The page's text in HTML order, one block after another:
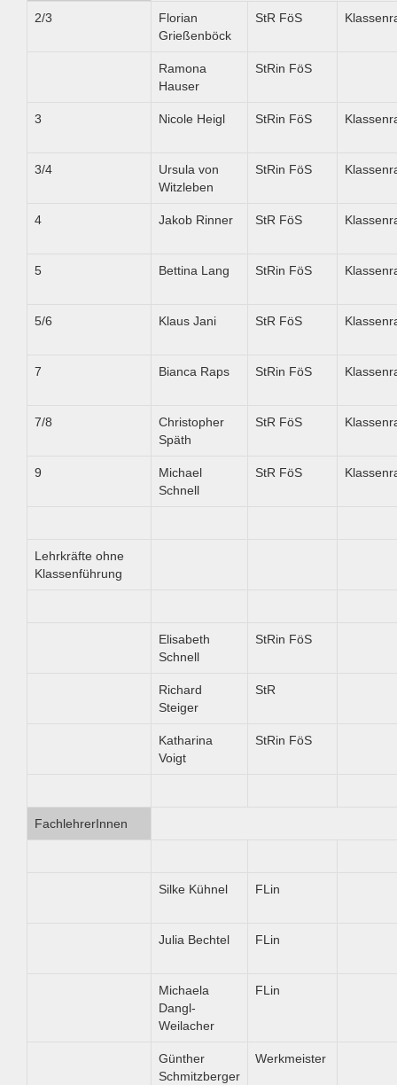
2/3
Florian
Grießenböck
StR FöS
Ramona
Hauser
StRin FöS
3 Nicole Heigl StRin FöS
3/4
Ursula von
Witzleben
StRin FöS
4 Jakob Rinner StR FöS
5 Bettina Lang StRin FöS
5/6 Klaus Jani StR FöS
7 Bianca Raps StRin FöS
7/8
Christopher
Späth
StR FöS
9
Michael
Schnell
StR FöS
Lehrkräfte ohne
Klassenführung
Elisabeth
Schnell
StRin FöS
Richard
Steiger
StR
Katharina
Voigt
StRin FöS
FachlehrerInnen
Silke Kühnel FLin
Julia Bechtel FLin
Michaela
Dangl-
Weilacher
FLin
Günther
Schmitzberger
Werkmeister